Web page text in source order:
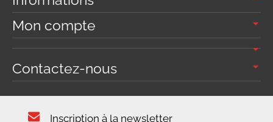
Mon compte
Contactez-nous
Inscription à la newsletter